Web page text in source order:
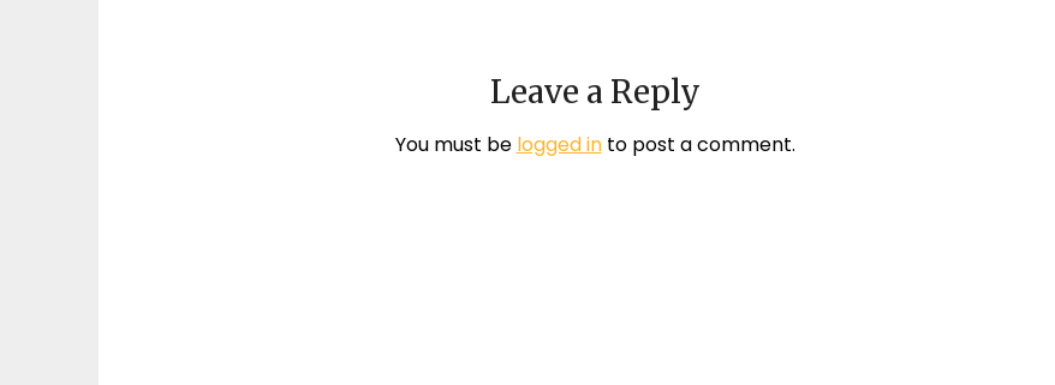
Leave a Reply
You must be logged into post a comment.